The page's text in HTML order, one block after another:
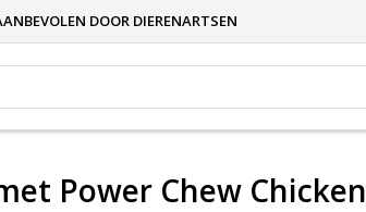
DOOR DIERENARTSEN
Power Chew Chicken